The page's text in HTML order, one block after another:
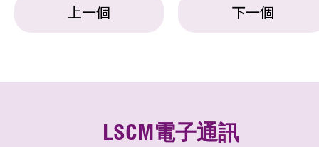
上一個 下一個
LSCM電子通訊